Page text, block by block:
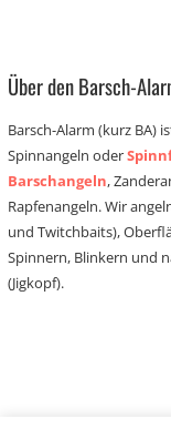
Über den Barsch-
Barsch-Alarm (kurz BA)
Spinnangeln oder
Barschangeln,
Rapfenangeln. Wir
und Twitchbaits),
Spinnern, Blinkern und
(Jigkopf).